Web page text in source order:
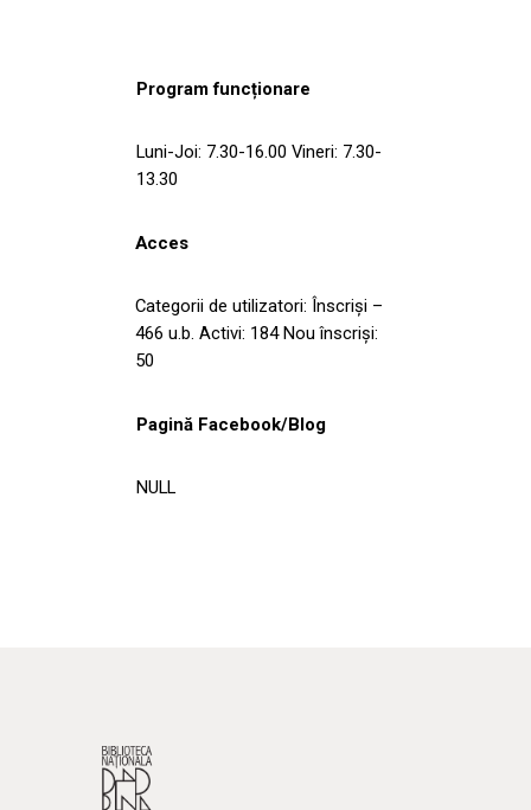
Program funcționare
Luni-Joi: 7.30-16.00 Vineri: 7.30-
13.30
Acces
Categorii de utilizatori: Înscriși –
466 u.b. Activi: 184 Nou înscriși:
50
Pagină Facebook/Blog
NULL